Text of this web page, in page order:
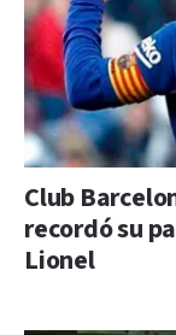
Club
recordó su
Lionel